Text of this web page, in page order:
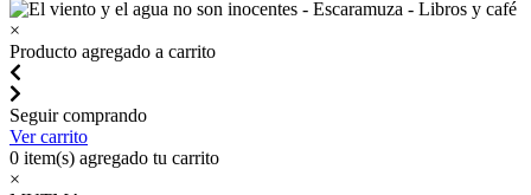
×
Producto agregado a carrito
Seguir comprando
Ver carrito
0 item(s) agregado tu carrito
×